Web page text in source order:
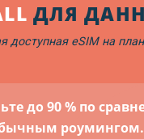
ДЛЯ
доступная eSIM на
до 90 % по
роумингом.